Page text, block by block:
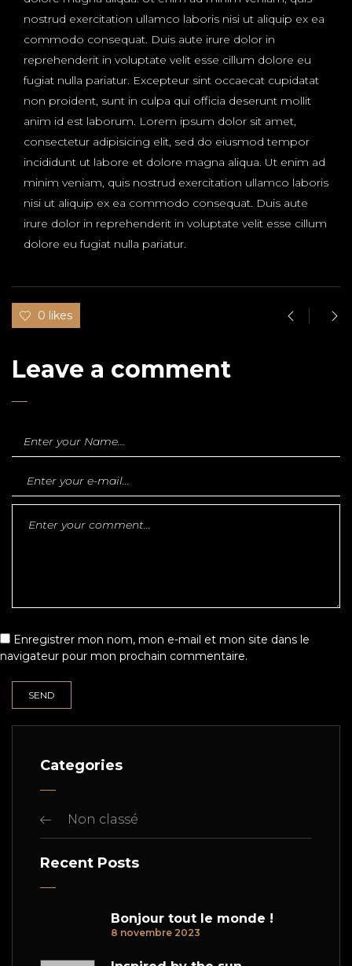
nostrud exercitation ullamco laboris nisi ut aliquip ex ea
commodo consequat. Duis aute irure dolor in
reprehenderit in voluptate velit esse cillum dolore eu
fugiat nulla pariatur. Excepteur sint occaecat cupidatat
non proident, sunt in culpa qui officia deserunt mollit
anim id est laborum. Lorem ipsum dolor sit amet,
consectetur adipisicing elit, sed do eiusmod tempor
incididunt ut labore et dolore magna aliqua. Ut enim ad
minim veniam, quis nostrud exercitation ullamco laboris
nisi ut aliquip ex ea commodo consequat. Duis aute
irure dolor in reprehenderit in voluptate velit esse cillum
dolore eu fugiat nulla pariatur.
0 likes
Leave a comment
Enregistrer mon nom, mon e-mail et mon site dans le
navigateur pour mon prochain commentaire.
Categories
Non classé
Recent Posts
Bonjour tout le monde !
8 novembre 2023